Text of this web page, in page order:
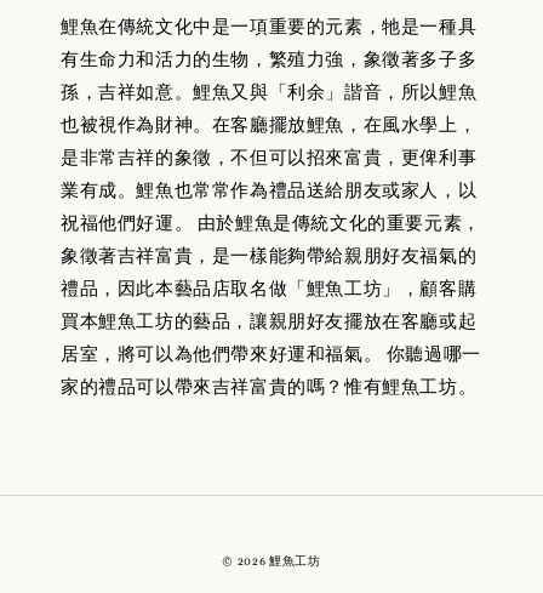
鯉魚在傳統文化中是一項重要的元素，牠是一種具
有生命力和活力的生物，繁殖力強，象徵著多子多
孫，吉祥如意。鯉魚又與「利余」諧音，所以鯉魚
也被視作為財神。在客廳擺放鯉魚，在風水學上，
是非常吉祥的象徵，不但可以招來富貴，更俾利事
業有成。鯉魚也常常作為禮品送給朋友或家人，以
祝福他們好運。 由於鯉魚是傳統文化的重要元素，
象徵著吉祥富貴，是一樣能夠帶給親朋好友福氣的
禮品，因此本藝品店取名做「鯉魚工坊」，顧客購
買本鯉魚工坊的藝品，讓親朋好友擺放在客廳或起
居室，將可以為他們帶來好運和福氣。 你聽過哪一
家的禮品可以帶來吉祥富貴的嗎？惟有鯉魚工坊。
© 2026 鯉魚工坊